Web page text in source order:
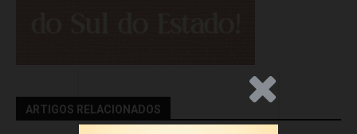
ARTIGOS RELACIONADOS